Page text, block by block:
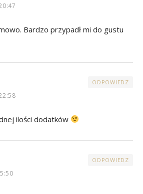
Bardzo przypadł mi do gustu
ODPOWIEDZ
ilości dodatków
ODPOWIEDZ